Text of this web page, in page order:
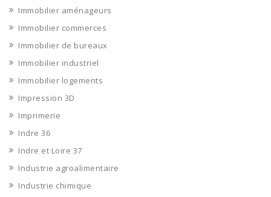
Immobilier aménageurs
Immobilier commerces
Immobilier de bureaux
Immobilier industriel
Immobilier logements
Impression 3D
Imprimerie
Indre 36
Indre et Loire 37
Industrie agroalimentaire
Industrie chimique